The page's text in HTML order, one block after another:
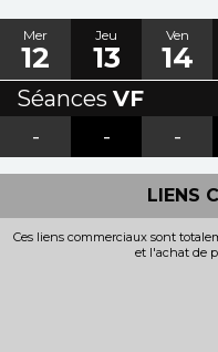
Mer
12
Jeu
13
Ven
14
Séances VF
-
- -
LIENS
Ces liens commerciaux sont
et l'achat de